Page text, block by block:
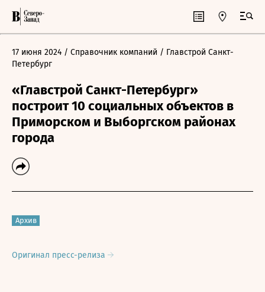
17 июня 2024 / Справочник компаний / Главстрой Санкт-
Петербург
«Главстрой Санкт-Петербург»
построит 10 социальных объектов в
Приморском и Выборгском районах
города
Архив
Оригинал пресс-релиза